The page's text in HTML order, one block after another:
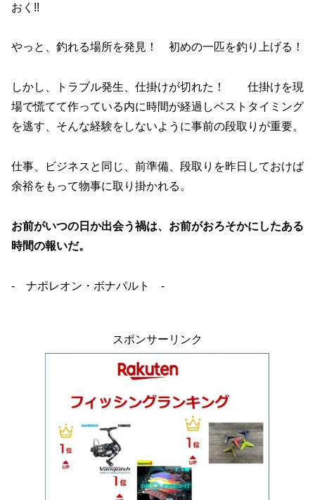
おく!!
やっと、釣れる場所を発見！ 初めの一匹を釣り上げる！
しかし、トラブル発生、仕掛けが切れた！ 仕掛けを現
場で慌てて作っている内に時間が経過しベストタイミング
を逃す、そんな経験をしないように事前の段取りが重要。
仕事、ビジネスと同じ、前準備、段取りを昨日しておけば
余裕をもって物事に取り掛かれる。
お前がいつの日か出会う禍は、お前がおろそかにしたある
時間の報いだ。
- ナポレオン・ボナパルト -
スポンサーリンク